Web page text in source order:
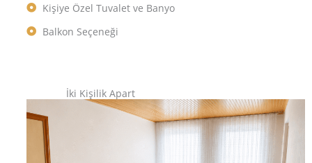
Kişiye Özel Tuvalet ve Banyo
Balkon Seçeneği
İki Kişilik Apart